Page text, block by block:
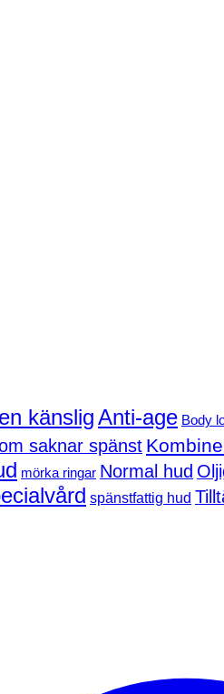
känsligAnti-age Body
saknar spänst
mörka ringar Normal hud
spänstfattig hud